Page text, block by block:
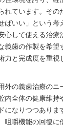
れています。その
ばいい」という考
心して使える治療
義歯の作製を希望
力と完成度を重視
外の義歯治療のニ
内全体の健康維持
になりつつありま
咀嚼機能の回復に